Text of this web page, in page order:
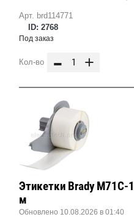
Арт. brd114771
ID: 2768
Под заказ
Кол-во - +
Этикетки Brady
м
Обновлено 10.08.2026 в 01:40